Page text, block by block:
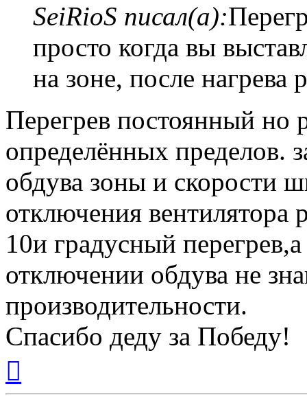
SeiRioS писал(а):
просто когда вы
на зоне, после нагрева
Перегрев постоянный но
определённых пределов.
обдува зоны и скорости
отключения
10и градусный
отключении обдува не
производительности.
Спасибо деду за Победу!
началу